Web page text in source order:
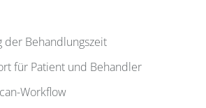
der Behandlungszeit
für Patient und Behandler
Workflow